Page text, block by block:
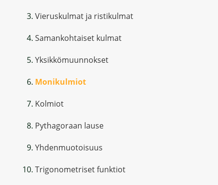
Vieruskulmat ja ristikulmat
Samankohtaiset kulmat
Yksikkömuunnokset
Monikulmiot
Kolmiot
Pythagoraan lause
Yhdenmuotoisuus
Trigonometriset funktiot